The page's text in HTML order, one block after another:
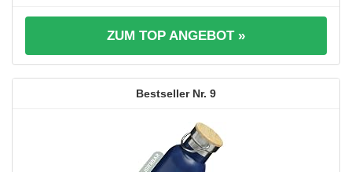
ZUM TOP ANGEBOT »
9